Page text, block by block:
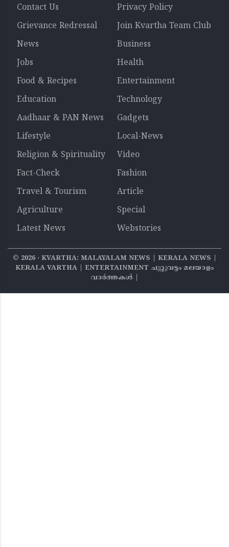
Contact Us
Privacy Policy
Grievance Redressal
Join Kvartha Team Club
News
Business
Jobs
Health
Food & Recipes
Entertainment
Education
Technology
Aadhaar & PAN News
Gadgets
Lifestyle
Local-News
Religion & Spirituality
Video
Fact-Check
Fashion
Travel & Tourism
Article
Agriculture
Special
Latest News
Webstories
© 2026‧ KVARTHA: MALAYALAM NEWS | KERALA NEWS |
KERALA VARTHA | ENTERTAINMENT ചുറ്റുവട്ടം മലയാളം
വാര്‍ത്തകൾ |